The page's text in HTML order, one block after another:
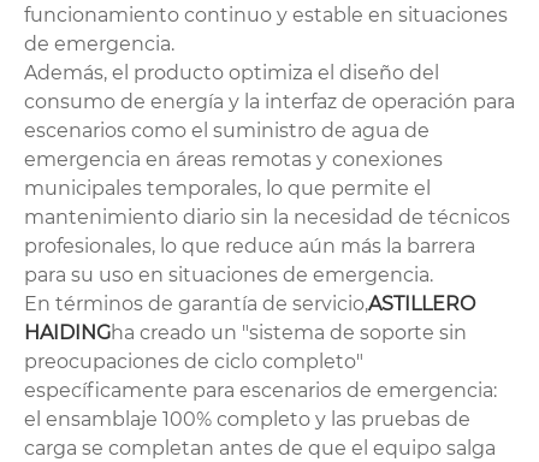
funcionamiento continuo y estable en situaciones
de emergencia.
Además, el producto optimiza el diseño del
consumo de energía y la interfaz de operación para
escenarios como el suministro de agua de
emergencia en áreas remotas y conexiones
municipales temporales, lo que permite el
mantenimiento diario sin la necesidad de técnicos
profesionales, lo que reduce aún más la barrera
para su uso en situaciones de emergencia.
En términos de garantía de servicio,ASTILLERO
HAIDINGha creado un "sistema de soporte sin
preocupaciones de ciclo completo"
específicamente para escenarios de emergencia:
el ensamblaje 100% completo y las pruebas de
carga se completan antes de que el equipo salga